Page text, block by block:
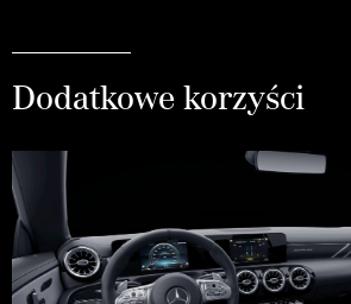
Dodatkowe korzyści